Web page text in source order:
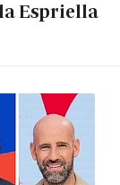
Espriella